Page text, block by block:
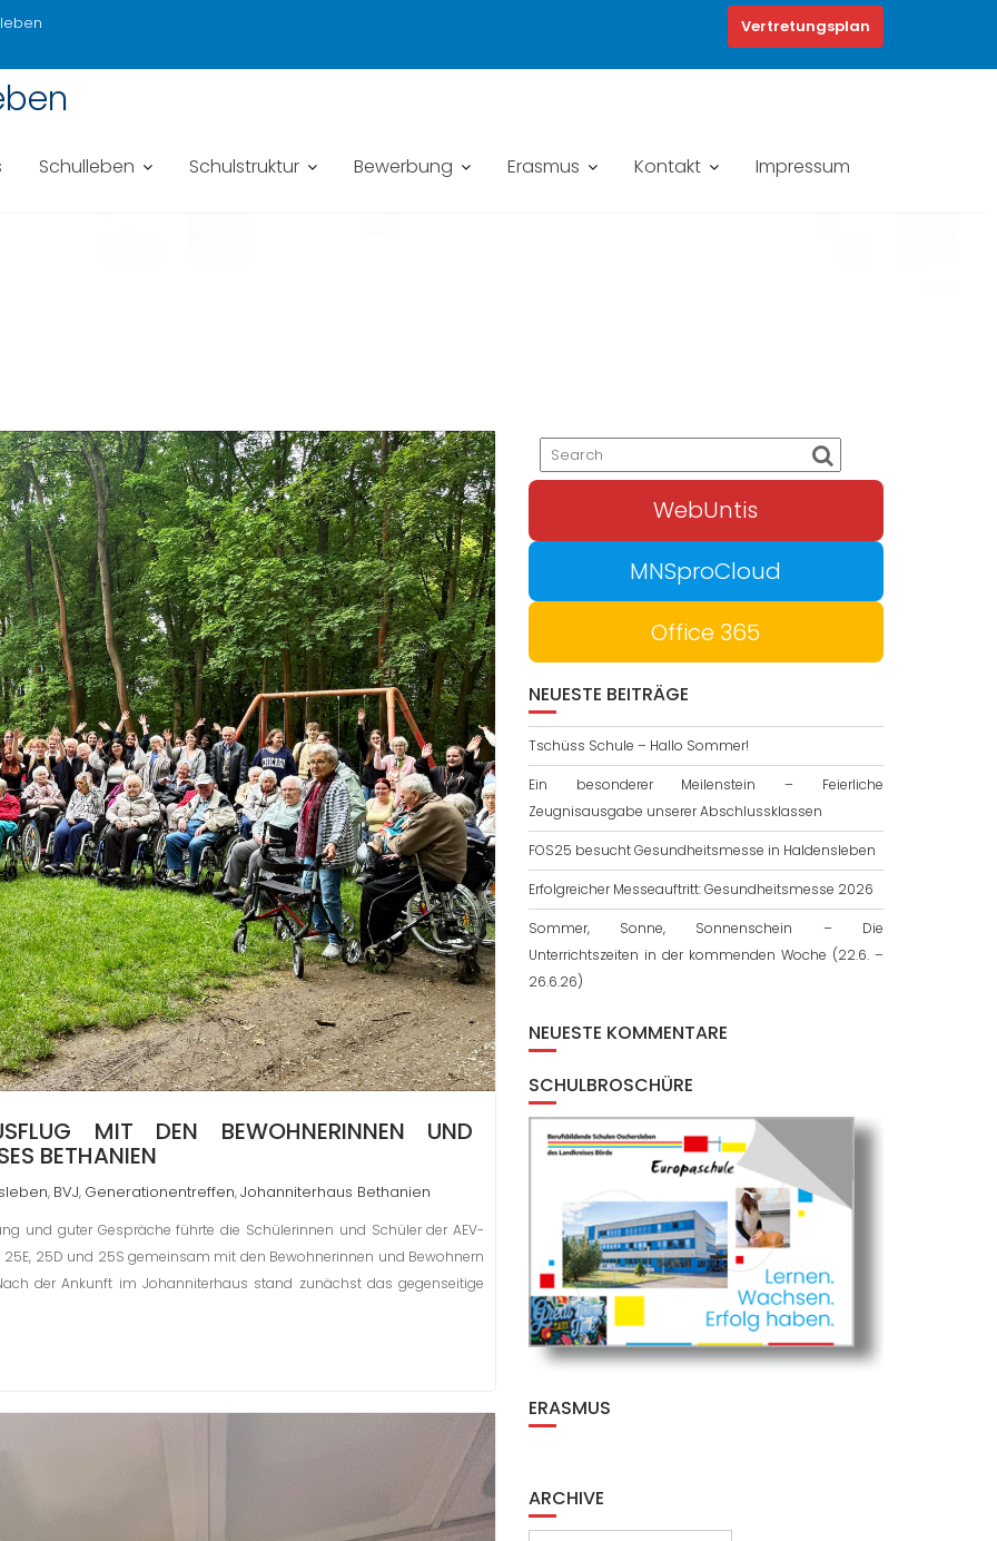
Vertretungsplan
Schulleben Schulstruktur Bewerbung Erasmus Kontakt Impressum
MIT DEN BEWOHNERINNEN UND
BETHANIEN
, BVJ, Generationentreffen,Johanniterhaus Bethanien
und guter Gespräche führte die Schülerinnen und Schüler der AEV-
25D und 25S gemeinsam mit den Bewohnerinnen und Bewohnern
der Ankunft im Johanniterhaus stand zunächst das gegenseitige
WebUntis
MNSproCloud
Office 365
NEUESTE BEITRÄGE
Tschüss Schule – Hallo Sommer!
Ein besonderer Meilenstein – Feierliche
Zeugnisausgabe unserer Abschlussklassen
FOS25 besucht Gesundheitsmesse in Haldensleben
Erfolgreicher Messeauftritt: Gesundheitsmesse 2026
Sommer, Sonne, Sonnenschein – Die
Unterrichtszeiten in der kommenden Woche (22.6. –
26.6.26)
NEUESTE KOMMENTARE
SCHULBROSCHÜRE
ERASMUS
ARCHIVE